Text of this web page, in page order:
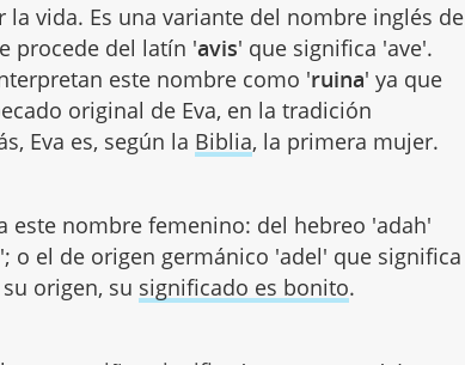
vida. Es una variante del nombre inglés de
procede del latín 'avis' que significa 'ave'.
este nombre como 'ruina' ya que
original de Eva, en la tradición
Eva es, según la Biblia, la primera mujer.
este nombre femenino: del hebreo 'adah'
'; o el de origen germánico 'adel' que significa
origen, su significado es bonito.